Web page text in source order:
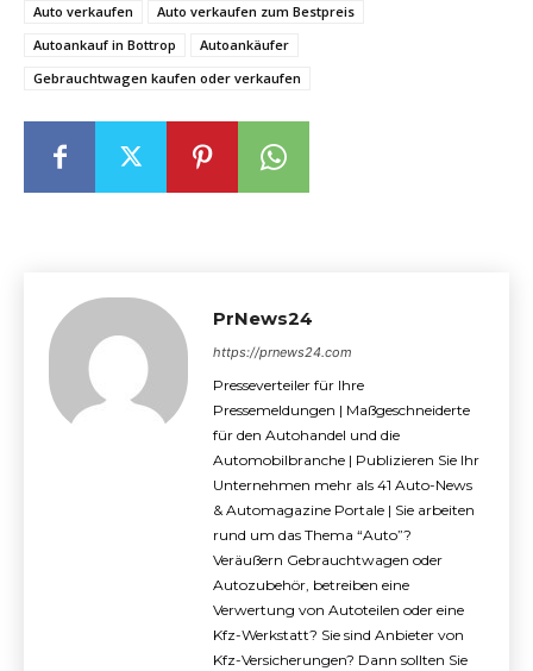
Auto verkaufen
Auto verkaufen zum Bestpreis
Autoankauf in Bottrop
Autoankäufer
Gebrauchtwagen kaufen oder verkaufen
PrNews24
https://prnews24.com
Presseverteiler für Ihre
Pressemeldungen | Maßgeschneiderte
für den Autohandel und die
Automobilbranche | Publizieren Sie Ihr
Unternehmen mehr als 41 Auto-News
& Automagazine Portale | Sie arbeiten
rund um das Thema “Auto”?
Veräußern Gebrauchtwagen oder
Autozubehör, betreiben eine
Verwertung von Autoteilen oder eine
Kfz-Werkstatt? Sie sind Anbieter von
Kfz-Versicherungen? Dann sollten Sie